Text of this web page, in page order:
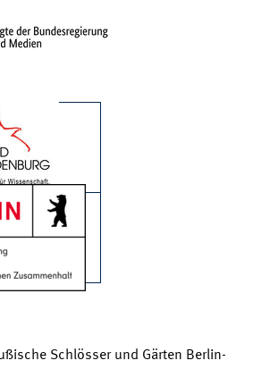
Schlösser und Gärten Berlin-